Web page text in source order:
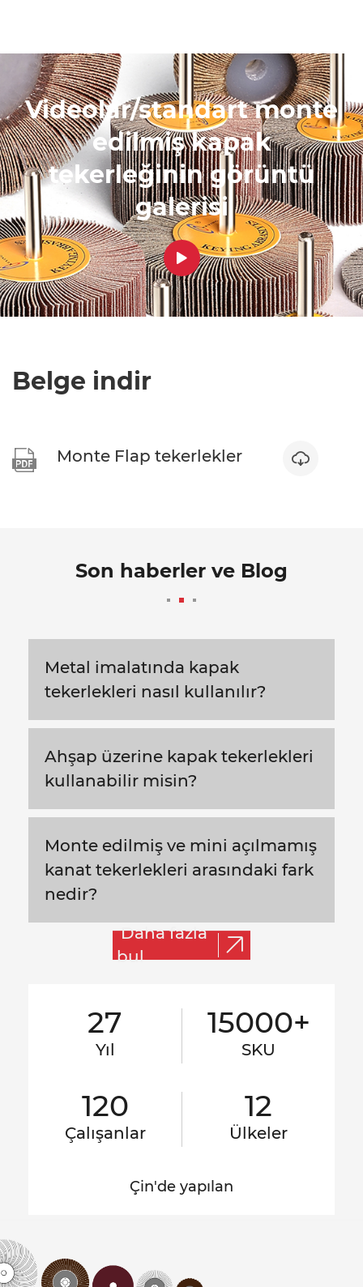
Videolar/standart monte
edilmiş kapak
tekerleğinin görüntü
galerisi

Belge indir
 Monte Flap tekerlekler 
Son haberler ve Blog
Metal imalatında kapak
tekerlekleri nasıl kullanılır?
Ahşap üzerine kapak tekerlekleri
kullanabilir misin?
27
Yıl
15000+
SKU
120
Çalışanlar
12
Ülkeler
Çin'de yapılan
Monte edilmiş ve mini açılmamış
kanat tekerlekleri arasındaki fark
nedir?
Daha fazla
bul